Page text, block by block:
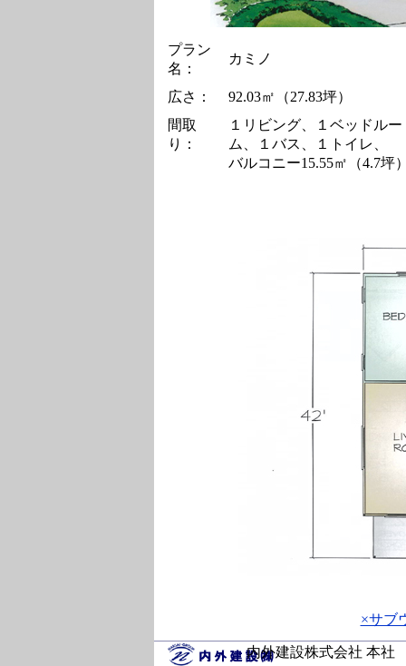
プラン
名：
カミノ
広さ：
92.03㎡（27.83坪）
間取
り：
１リビング、１ベッドルー
ム、１バス、１トイレ、
バルコニー15.55㎡（4.7坪
×サブ
内外建設株式会社 本